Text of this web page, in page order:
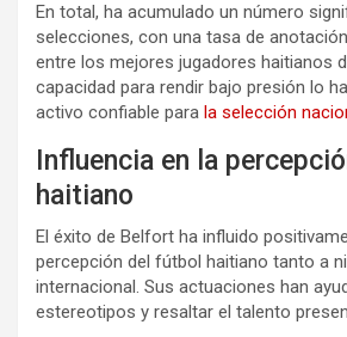
En total, ha acumulado un número
selecciones, con una tasa de
entre los mejores jugadores haitianos
capacidad para rendir bajo presión lo
activo confiable para la selección
Influencia en la
haitiano
El éxito de Belfort ha influido
percepción del fútbol haitiano tanto a
internacional. Sus actuaciones han
estereotipos y resaltar el talento